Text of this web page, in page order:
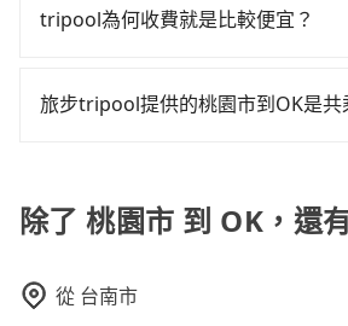
再節省50%的交通費用。
發現仍有上一組乘客遺留的垃圾或者
還，又或者要還車時卻偏偏找不到停
距離，在遇到下雨天或者載行李時，
中長程提供最優惠的價格。 (3) 全台
tripool為何收費就是比較便宜？
一次使用tripool的會擔心價格比市價
機也絕對不會在車內吸煙，於新冠肺
配戴口罩。tripool之所以能將價格壓
車率，也就是提高俗稱「回頭車」
旅步tripool提供的桃園市到OK是共
了司機以外，從上車到下車期間，都
人出現。如選擇共乘服務，則會依照
不會超過座位的上限。
除了 桃園市 到 OK，還
從 台南市